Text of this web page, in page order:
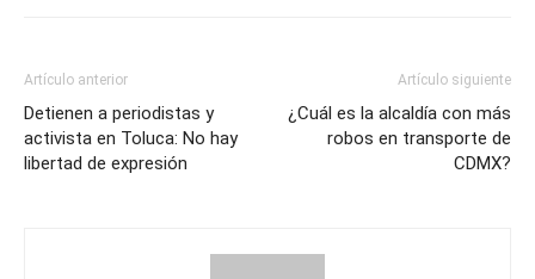
Artículo anterior
Detienen a periodistas y
activista en Toluca: No hay
libertad de expresión
Artículo siguiente
¿Cuál es la alcaldía con más
robos en transporte de
CDMX?